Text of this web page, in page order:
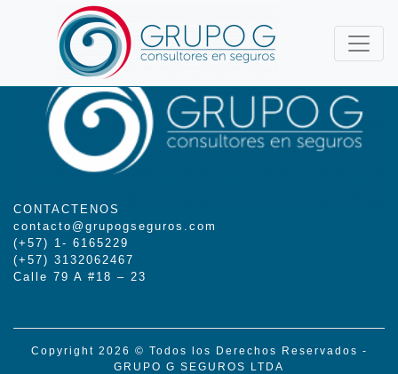
CONTACTENOS
contacto@grupogseguros.com
(+57) 1- 6165229
(+57) 3132062467
Calle 79 A #18 – 23
Copyright 2026 © Todos los Derechos Reservados -
GRUPO G SEGUROS LTDA